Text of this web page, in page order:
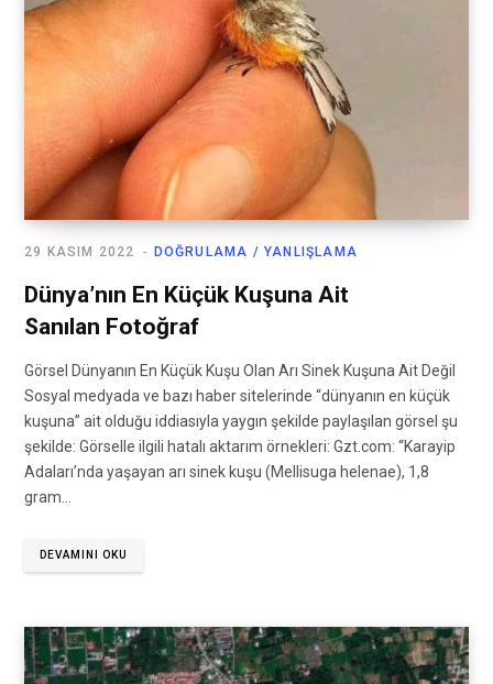
DOĞRULAMA / YANLIŞLAMA
29 KASIM 2022
Dünya’nın En Küçük Kuşuna Ait
Sanılan Fotoğraf
Görsel Dünyanın En Küçük Kuşu Olan Arı Sinek Kuşuna Ait Değil
Sosyal medyada ve bazı haber sitelerinde “dünyanın en küçük
kuşuna” ait olduğu iddiasıyla yaygın şekilde paylaşılan görsel şu
şekilde: Görselle ilgili hatalı aktarım örnekleri: Gzt.com: “Karayip
Adaları’nda yaşayan arı sinek kuşu (Mellisuga helenae), 1,8
gram…
DEVAMINI OKU